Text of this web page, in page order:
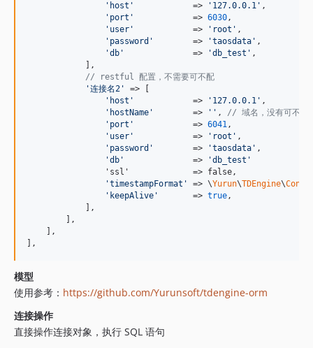
' host '
            =>
' 127.0.0.1 ' ,
' port '
            =>
6030,
' user '
            =>
' root ' ,
' password '
        =>
'taosdata ' ,
'db '
              =>
'db_test ' ,
            ],
// restful 配置，不需要可不配
'连接名2 '
=> [
' host '
            =>
' 127.0.0.1 ' ,
' hostName '
        =>
'' , // 域名，没有可不填
' port '
            =>
6041,
' user '
            =>
' root ' ,
' password '
        =>
'taosdata ' ,
'db '
              =>
'db_test '
                'ssl'             => false,
'timestampFormat ' => \Yurun\TDEngine\
' keepAlive '
       =>
true,
            ],
        ],
    ],
],
模型
使用参考： https://github.com/Yurunsoft/tdengine-orm
连接操作
直接操作连接对象，执行 SQL 语句